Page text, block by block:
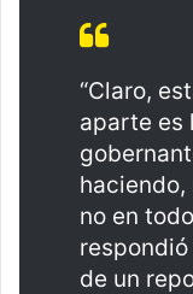
“Claro,
aparte es
haciendo,
no en
de un